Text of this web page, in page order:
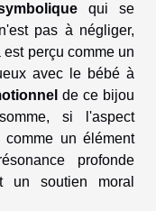
qui se
pas à négliger,
perçu comme un
avec le bébé à
de ce bijou
si l'aspect
un élément
profonde
un soutien moral